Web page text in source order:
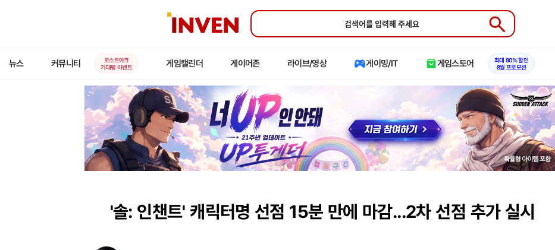
인
Submit
뉴스 커뮤니티
로스트아크
기대평 이벤트
게임캘린더 게이머존 라이브/영상 게이밍/IT 게임스토어
최대 90% 할인
8월 프로모션
'솔: 인챈트' 캐릭터명 선점 15분 만에 마감...2차 선점 추가 실시